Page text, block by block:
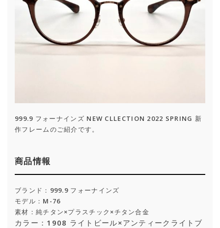
999.9 フォーナインズ NEW CLLECTION 2022 SPRING 新
作フレームのご紹介です。
商品情報
ブランド：999.9 フォーナインズ
モデル：M-76
素材：純チタン×プラスチック×チタン合金
カラー：1908 ライトビール×アンティークライトブ